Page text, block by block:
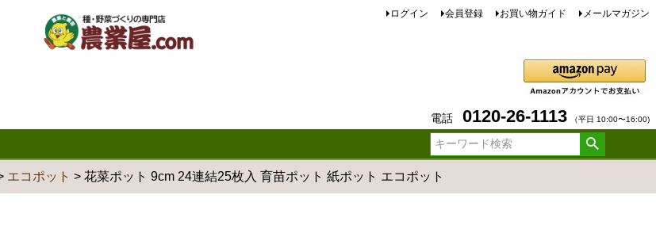
ログイン 会員登録 お買い物ガイド メールマガジン
電話 0120-26-1113 （平日 10:00〜16:00)
エコポット 花菜ポット 9cm 24連結25枚入 育苗ポット 紙ポット エコポット